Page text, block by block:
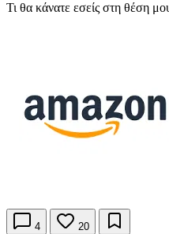
Τι θα κάνατε εσείς στη θέση
4 20